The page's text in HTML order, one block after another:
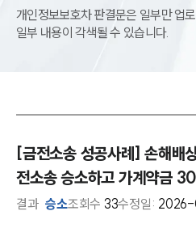
개인정보보호차 판결문은 일부만 업
일부 내용이 각색될 수 있습니다.
[금전소송 성공사례] 손해배
전소송 승소하고 가계약금
결과 승소조회수 33수정일: